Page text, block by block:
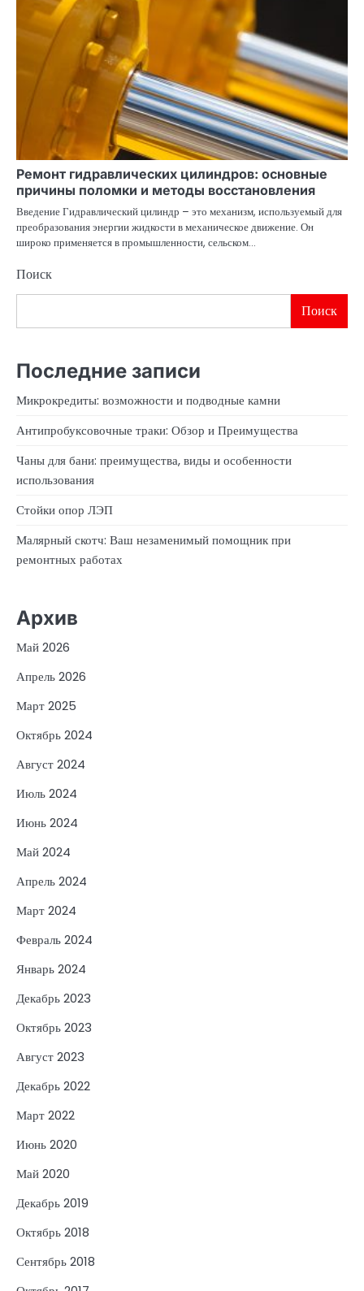
Ремонт гидравлических цилиндров: основные
причины поломки и методы восстановления
Введение Гидравлический цилиндр – это механизм, используемый для
преобразования энергии жидкости в механическое движение. Он
широко применяется в промышленности, сельском…
Поиск
Поиск
Последние записи
Микрокредиты: возможности и подводные камни
Антипробуксовочные траки: Обзор и Преимущества
Чаны для бани: преимущества, виды и особенности
использования
Стойки опор ЛЭП
Малярный скотч: Ваш незаменимый помощник при
ремонтных работах
Архив
Май 2026
Апрель 2026
Март 2025
Октябрь 2024
Август 2024
Июль 2024
Июнь 2024
Май 2024
Апрель 2024
Март 2024
Февраль 2024
Январь 2024
Декабрь 2023
Октябрь 2023
Август 2023
Декабрь 2022
Март 2022
Июнь 2020
Май 2020
Декабрь 2019
Октябрь 2018
Сентябрь 2018